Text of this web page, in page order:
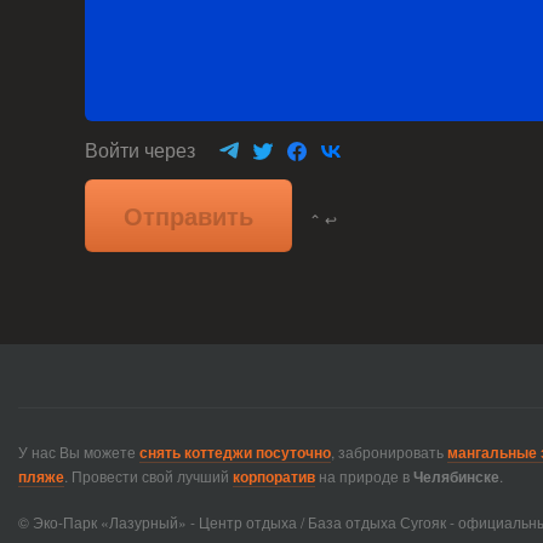
Войти через
Отправить ⌃ ↩
У нас Вы можете снять коттеджи посуточно , забронироватьмангальные
пляже . Провести свой лучший корпоратив на природе вЧелябинске
© Эко-Парк «Лазурный» - Центр отдыха / База отдыха Сугояк -